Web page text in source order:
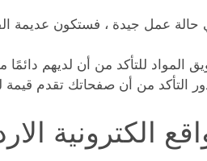
عمل جيدة ، فستكون عديمة
للتأكد من أن لديهم دائمًا
التأكد من أن صفحاتك تقدم
الكترونية